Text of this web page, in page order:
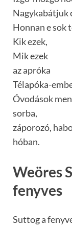
Nagykabátjuk
Honnan e sok
Kik ezek,
Mik ezek
az apróka
Télapóka-
Óvodások
sorba,
záporozó,
hóban.
Weöres
fenyves
Suttog a